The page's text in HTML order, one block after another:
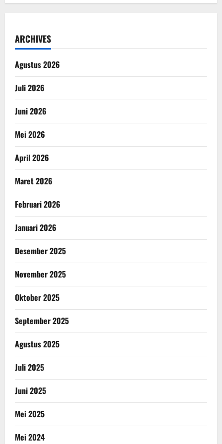
ARCHIVES
Agustus 2026
Juli 2026
Juni 2026
Mei 2026
April 2026
Maret 2026
Februari 2026
Januari 2026
Desember 2025
November 2025
Oktober 2025
September 2025
Agustus 2025
Juli 2025
Juni 2025
Mei 2025
Mei 2024